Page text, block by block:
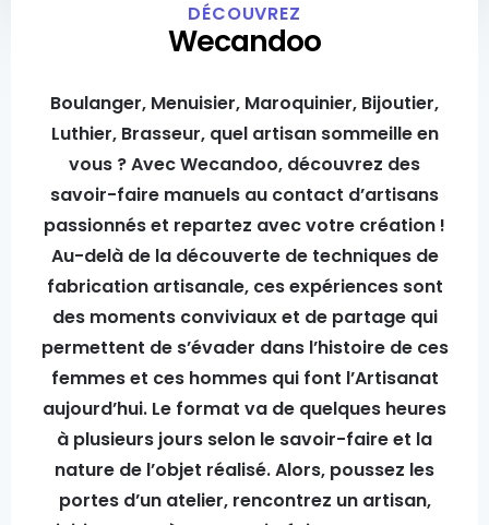
DÉCOUVREZ
Wecandoo
Boulanger, Menuisier, Maroquinier, Bijoutier,
Luthier, Brasseur, quel artisan sommeille en
vous ? Avec Wecandoo, découvrez des
savoir-faire manuels au contact d’artisans
passionnés et repartez avec votre création !
Au-delà de la découverte de techniques de
fabrication artisanale, ces expériences sont
des moments conviviaux et de partage qui
permettent de s’évader dans l’histoire de ces
femmes et ces hommes qui font l’Artisanat
aujourd’hui. Le format va de quelques heures
à plusieurs jours selon le savoir-faire et la
nature de l’objet réalisé. Alors, poussez les
portes d’un atelier, rencontrez un artisan,